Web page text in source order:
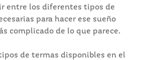
entre los diferentes tipos de
para hacer ese sueño
complicado de lo que parece.
de termas disponibles en el